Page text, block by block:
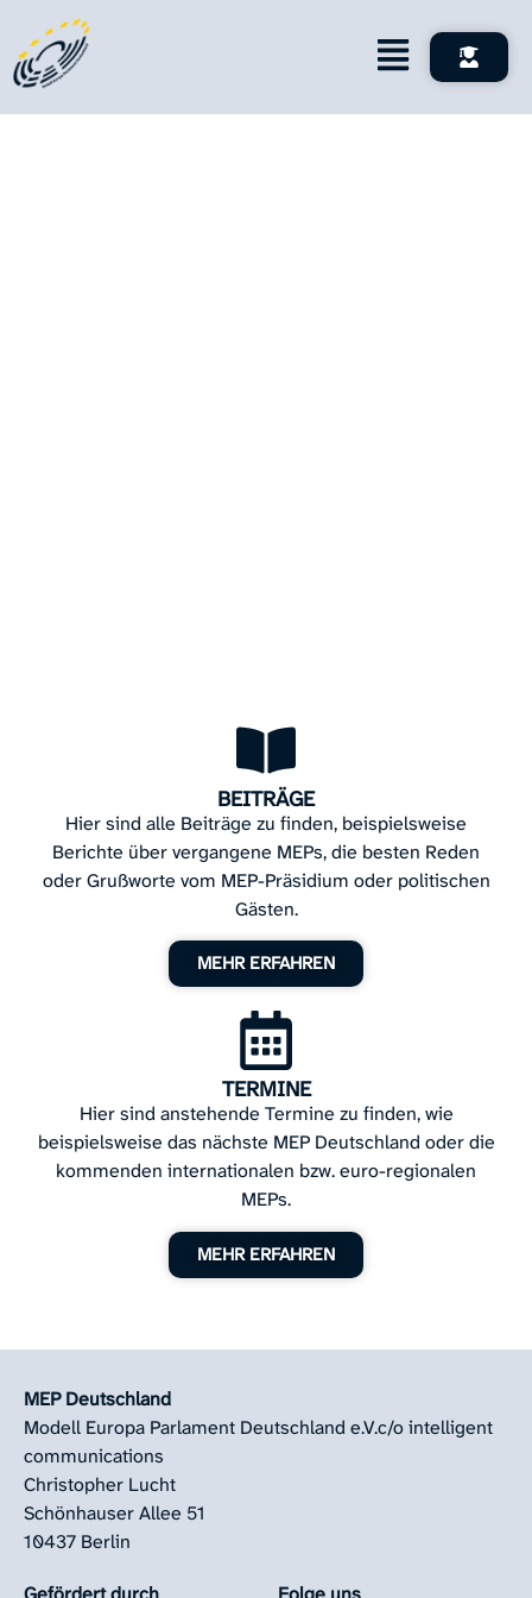
BEITRÄGE
Hier sind alle Beiträge zu finden, beispielsweise
Berichte über vergangene MEPs, die besten Reden
oder Grußworte vom MEP-Präsidium oder politischen
Gästen.
MEHR ERFAHREN
TERMINE
Hier sind anstehende Termine zu finden, wie
beispielsweise das nächste MEP Deutschland oder die
kommenden internationalen bzw. euro-regionalen
MEPs.
MEHR ERFAHREN
MEP Deutschland
Modell Europa Parlament Deutschland e.V.c/o intelligent
communications
Christopher Lucht
Schönhauser Allee 51
10437 Berlin